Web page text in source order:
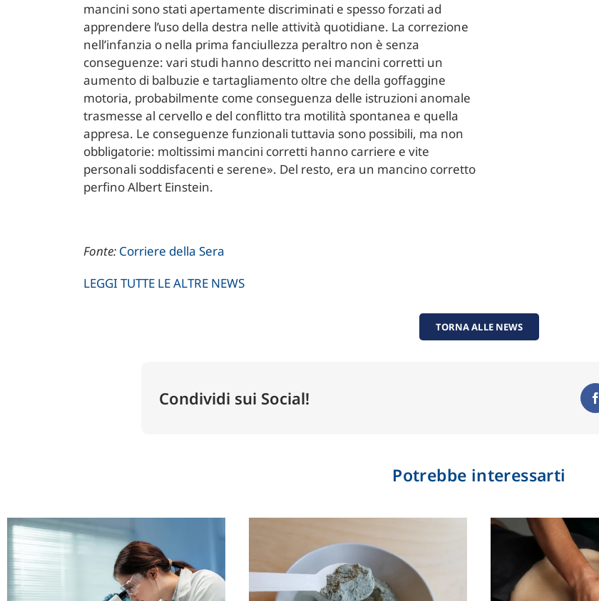
mancini sono stati apertamente discriminati e spesso forzati ad
apprendere l’uso della destra nelle attività quotidiane. La correzione
nell’infanzia o nella prima fanciullezza peraltro non è senza
conseguenze: vari studi hanno descritto nei mancini corretti un
aumento di balbuzie e tartagliamento oltre che della goffaggine
motoria, probabilmente come conseguenza delle istruzioni anomale
trasmesse al cervello e del conflitto tra motilità spontanea e quella
appresa. Le conseguenze funzionali tuttavia sono possibili, ma non
obbligatorie: moltissimi mancini corretti hanno carriere e vite
personali soddisfacenti e serene». Del resto, era un mancino corretto
perfino Albert Einstein.
Fonte: Corriere della Sera
LEGGI TUTTE LE ALTRE NEWS
TORNA ALLE NEWS
Condividi sui Social!
Potrebbe interessarti